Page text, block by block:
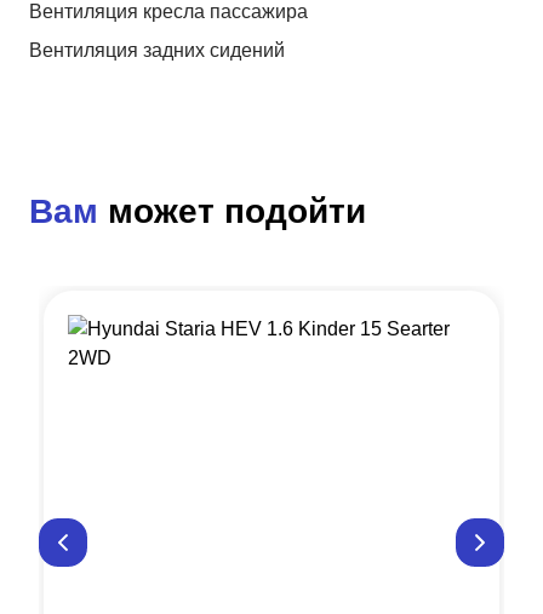
Вентиляция кресла пассажира
Вентиляция задних сидений
Вам может подойти